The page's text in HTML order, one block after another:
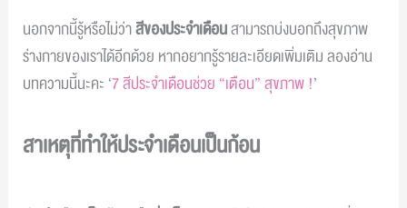
นอกจากนี้รู้หรือไม่ว่าสีของประจำเดือนสามารถบ่งบอกถึงสุขภาพ
ร่างกายของเราได้อีกด้วย หากอยากรู้รายละเอียดเพิ่มเติม ลองอ่าน
บทความนี้นะคะ ‘7 สีประจำเดือนช่วย “เตือน” สุขภาพ !’
สาเหตุที่ทำให้ประจำเดือนเป็นก้อน